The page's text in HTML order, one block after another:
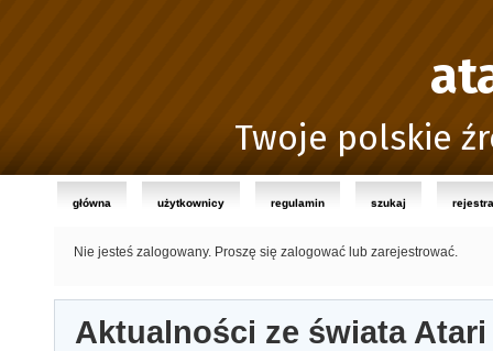
Twoje polskie
główna użytkownicy regulamin szukaj
Nie jesteś zalogowany. Proszę się zalogować lub zarejestrować.
Aktualności ze świata Atari